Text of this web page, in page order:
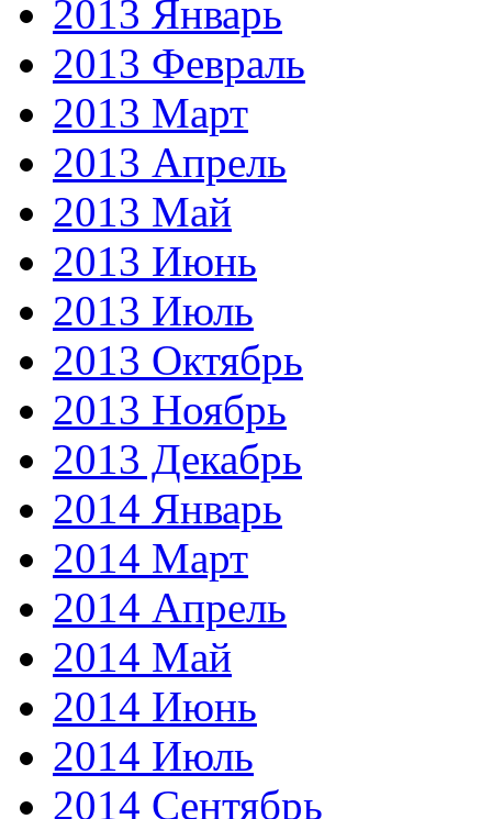
2013 Январь
2013 Февраль
2013 Март
2013 Апрель
2013 Май
2013 Июнь
2013 Июль
2013 Октябрь
2013 Ноябрь
2013 Декабрь
2014 Январь
2014 Март
2014 Апрель
2014 Май
2014 Июнь
2014 Июль
2014 Сентябрь